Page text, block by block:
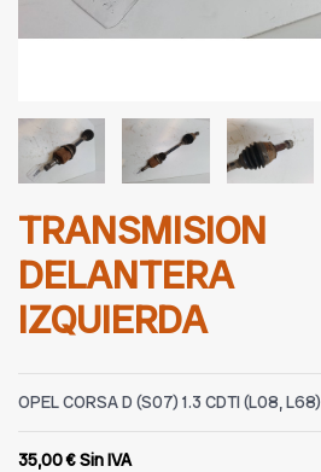
TRANSMISION
DELANTERA
IZQUIERDA
OPEL CORSA D (S07) 1.3 CDTI (L08, L68)
35,00 €Sin IVA